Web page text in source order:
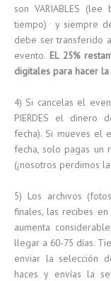
son VARIABLES (lee
tiempo) y siempre
debe ser transferido
evento. EL 25%
digitales para hacer
4) Si cancelas el
PIERDES el dinero
fecha). Si mueves el
fecha, solo pagas un
(¡nosotros perdimos
5) Los archivos
finales, las recibes
aumenta
llegar a 60-75 días.
enviar la selección
haces y envías la